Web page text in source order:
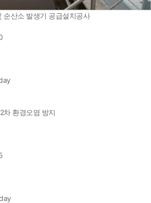
순산소 발생기 공급설치공사
차 환경오염 방지